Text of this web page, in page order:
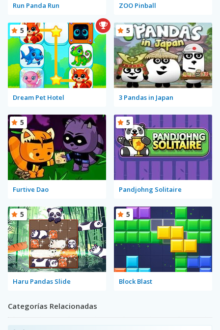
Run Panda Run ZOO Pinball
Dream Pet Hotel
5
3 Pandas in Japan
5
Furtive Dao
5
Pandjohng Solitaire
5
Haru Pandas Slide
5
Block Blast
5
Categorías Relacionadas